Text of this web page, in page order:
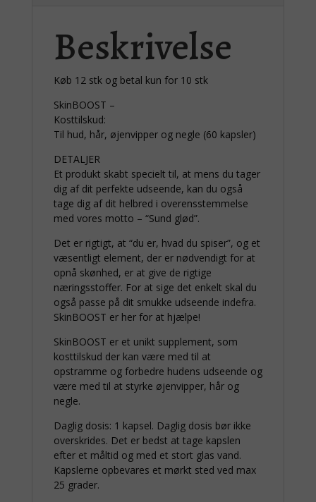
Beskrivelse
Køb 12 stk og betal kun for 10 stk
SkinBOOST –
Kosttilskud:
Til hud, hår, øjenvipper og negle (60 kapsler)
DETALJER
Et produkt skabt specielt til, at mens du tager
dig af dit perfekte udseende, kan du også
tage dig af dit helbred i overensstemmelse
med vores motto – “Sund glød”.
Det er rigtigt, at “du er, hvad du spiser”, og et
væsentligt element, der er nødvendigt for at
opnå skønhed, er at give de rigtige
næringsstoffer. For at sige det enkelt skal du
også passe på dit smukke udseende indefra.
SkinBOOST er her for at hjælpe!
SkinBOOST er et unikt supplement, som
kosttilskud der kan være med til at
opstramme og forbedre hudens udseende og
være med til at styrke øjenvipper, hår og
negle.
Daglig dosis: 1 kapsel. Daglig dosis bør ikke
overskrides. Det er bedst at tage kapslen
efter et måltid og med et stort glas vand.
Kapslerne opbevares et mørkt sted ved max
25 grader.